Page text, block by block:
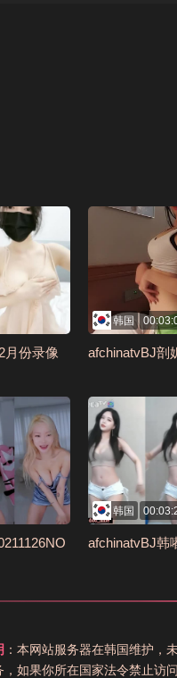
月份录像
韩国
afchinatvBJ剖
韩国
afchinatvBJ韩
：本网站服务器在韩国维护，
，如果你所在国家法令禁止访